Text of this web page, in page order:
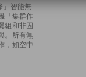
」智能無
「集群作
組和非固
。所有無
，如空中